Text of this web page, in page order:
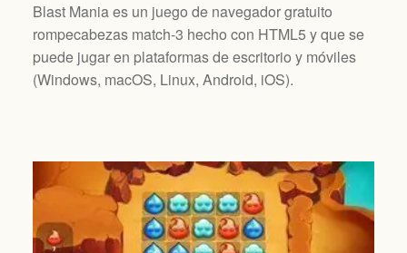
Blast Mania es un juego de navegador gratuito
rompecabezas match-3 hecho con HTML5 y que se
puede jugar en plataformas de escritorio y móviles
(Windows, macOS, Linux, Android, iOS).